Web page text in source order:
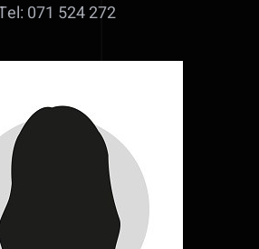
071 524 272